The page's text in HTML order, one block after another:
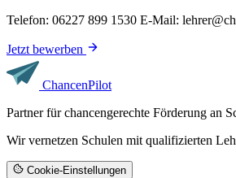
Telefon: 06227 899 1530 E-Mail:
Jetzt bewerben
ChancenPilot
Partner für chancengerechte Förderung an
Wir vernetzen Schulen mit qualifizierten
Cookie-Einstellungen